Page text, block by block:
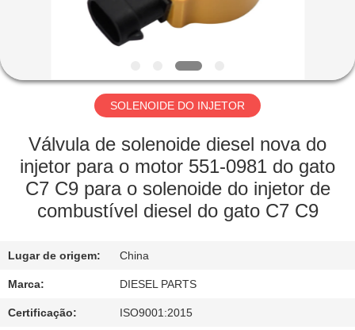
EXCURSÃO
FÁBRICA
CONTROLE
CONTACTE-
NOS
SOLENOIDE DO INJETOR
Válvula de solenoide diesel nova do
injetor para o motor 551-0981 do gato
C7 C9 para o solenoide do injetor de
combustível diesel do gato C7 C9
Lugar de origem: China
Marca: DIESEL PARTS
Certificação: ISO9001:2015